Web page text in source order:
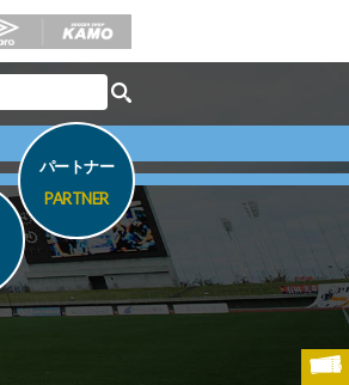
パートナー
PARTNER